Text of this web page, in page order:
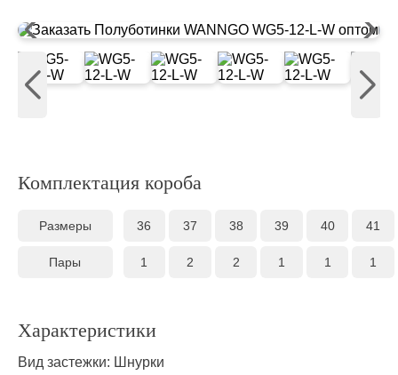
Комплектация короба
Размеры 36 37 38 39 40 41
Пары 1 2 2 1 1 1
Характеристики
Вид застежки: Шнурки